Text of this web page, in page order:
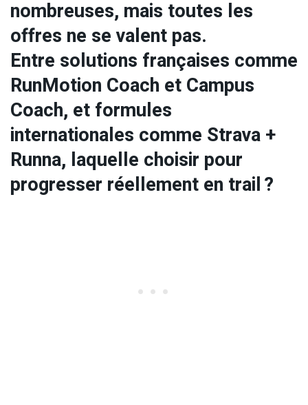
nombreuses, mais toutes les
offres ne se valent pas.
Entre solutions françaises comme
RunMotion Coach et Campus
Coach, et formules
internationales comme Strava +
Runna, laquelle choisir pour
progresser réellement en trail ?